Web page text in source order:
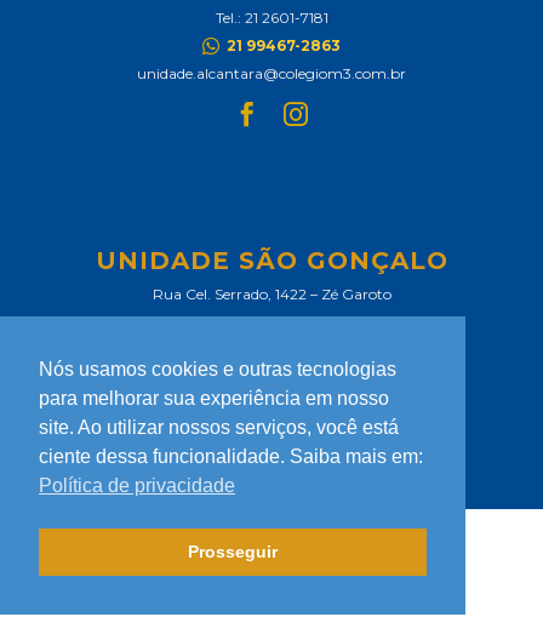
Tel.: 21 2601-7181
21 99467-2863
unidade.alcantara@colegiom3.com.br
UNIDADE SÃO GONÇALO
Rua Cel. Serrado, 1422 – Zé Garoto
São Gonçalo – RJ
21 99375-8420
unidade.saogoncalo@colegiom3.com.br
Nós usamos cookies e outras tecnologias
para melhorar sua experiência em nosso
site. Ao utilizar nossos serviços, você está
ciente dessa funcionalidade. Saiba mais em:
Política de privacidade
Prosseguir